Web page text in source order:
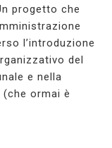
progetto che
l’introduzione
del
e nella
ormai è